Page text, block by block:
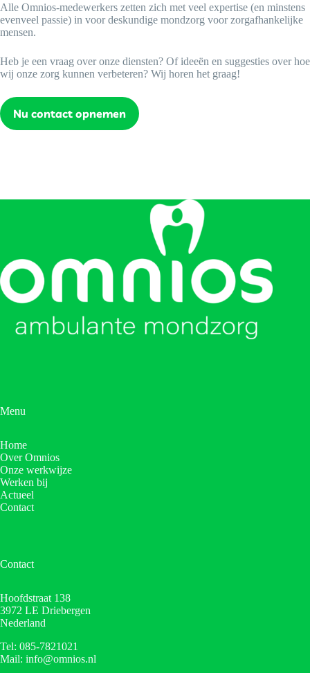
Alle Omnios-medewerkers zetten zich met veel expertise (en minstens
evenveel passie) in voor deskundige mondzorg voor zorgafhankelijke
mensen.
Heb je een vraag over onze diensten? Of ideeën en suggesties over hoe
wij onze zorg kunnen verbeteren? Wij horen het graag!
Nu contact opnemen
Menu
Home
Over Omnios
Onze werkwijze
Werken bij
Actueel
Contact
Contact
Hoofdstraat 138
3972 LE Driebergen
Nederland
Tel: 085-7821021
Mail: info@omnios.nl